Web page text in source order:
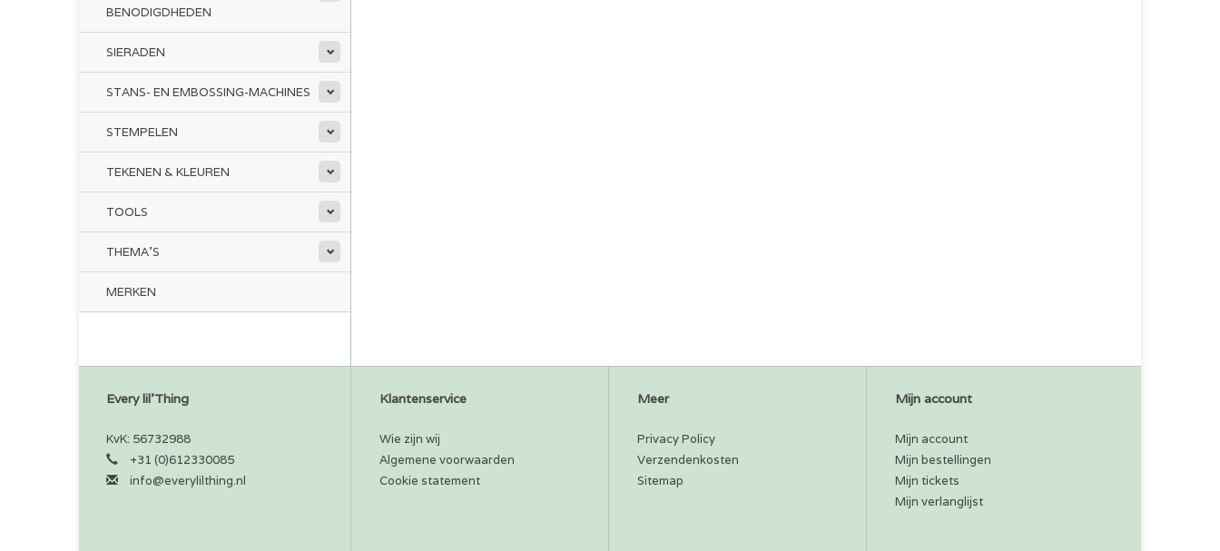
BENODIGDHEDEN
SIERADEN
STANS- EN EMBOSSING-MACHINES
STEMPELEN
TEKENEN & KLEUREN
TOOLS
THEMA'S
MERKEN
Every lil'Thing
KvK: 56732988
+31 (0)612330085
info@everylilthing.nl
Klantenservice
Wie zijn wij
Algemene voorwaarden
Cookie statement
Meer
Privacy Policy
Verzendenkosten
Sitemap
Mijn account
Mijn account
Mijn bestellingen
Mijn tickets
Mijn verlanglijst